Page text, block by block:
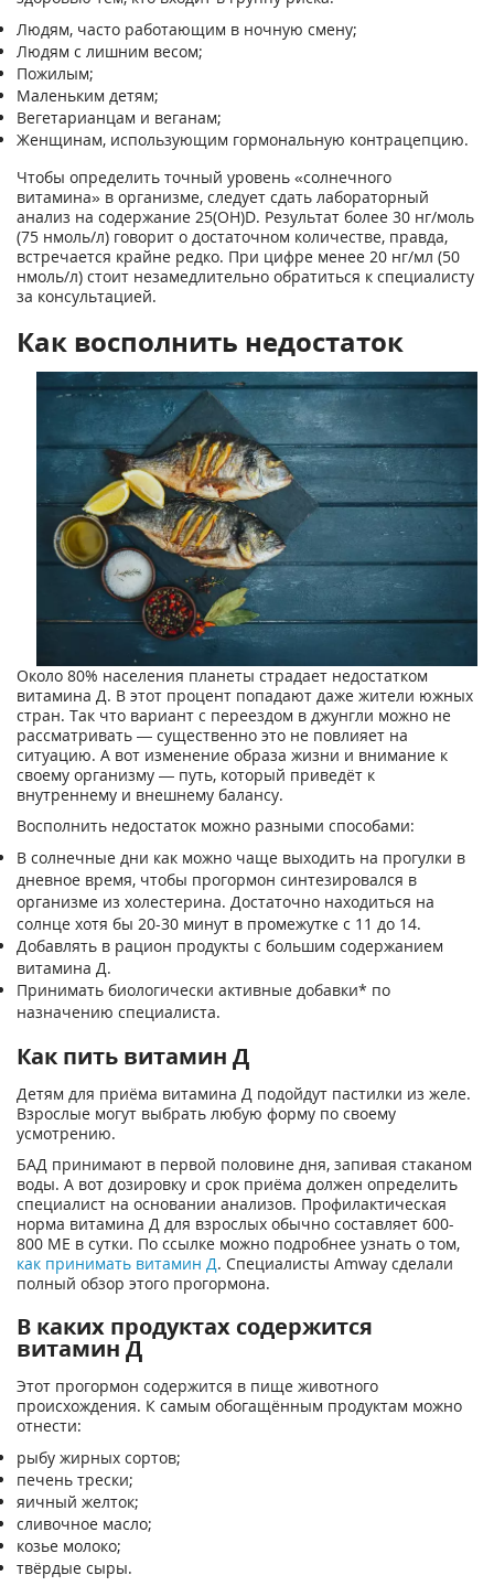
Людям, часто работающим в ночную смену;
Людям с лишним весом;
Пожилым;
Маленьким детям;
Вегетарианцам и веганам;
Женщинам, использующим гормональную контрацепцию.
Чтобы определить точный уровень «солнечного
витамина» в организме, следует сдать лабораторный
анализ на содержание 25(ОН)D. Результат более 30 нг/моль
(75 нмоль/л) говорит о достаточном количестве, правда,
встречается крайне редко. При цифре менее 20 нг/мл (50
нмоль/л) стоит незамедлительно обратиться к специалисту
за консультацией.
Как восполнить недостаток
Около 80% населения планеты страдает недостатком
витамина Д. В этот процент попадают даже жители южных
стран. Так что вариант с переездом в джунгли можно не
рассматривать — существенно это не повлияет на
ситуацию. А вот изменение образа жизни и внимание к
своему организму — путь, который приведёт к
внутреннему и внешнему балансу.
Восполнить недостаток можно разными способами:
В солнечные дни как можно чаще выходить на прогулки в
дневное время, чтобы прогормон синтезировался в
организме из холестерина. Достаточно находиться на
солнце хотя бы 20-30 минут в промежутке с 11 до 14.
Добавлять в рацион продукты с большим содержанием
витамина Д.
Принимать биологически активные добавки* по
назначению специалиста.
Как пить витамин Д
Детям для приёма витамина Д подойдут пастилки из желе.
Взрослые могут выбрать любую форму по своему
усмотрению.
БАД принимают в первой половине дня, запивая стаканом
воды. А вот дозировку и срок приёма должен определить
специалист на основании анализов. Профилактическая
норма витамина Д для взрослых обычно составляет 600-
800 МЕ в сутки. По ссылке можно подробнее узнать о том,
как принимать витамин Д. Специалисты Amway сделали
полный обзор этого прогормона.
В каких продуктах содержится
витамин Д
Этот прогормон содержится в пище животного
происхождения. К самым обогащённым продуктам можно
отнести:
рыбу жирных сортов;
печень трески;
яичный желток;
сливочное масло;
козье молоко;
твёрдые сыры.